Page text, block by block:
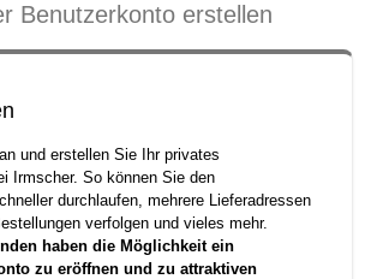
Benutzerkonto erstellen
und erstellen Sie Ihr privates
Irmscher. So können Sie den
durchlaufen, mehrere Lieferadressen
verfolgen und vieles mehr.
haben die Möglichkeit ein
zu eröffnen und zu attraktiven